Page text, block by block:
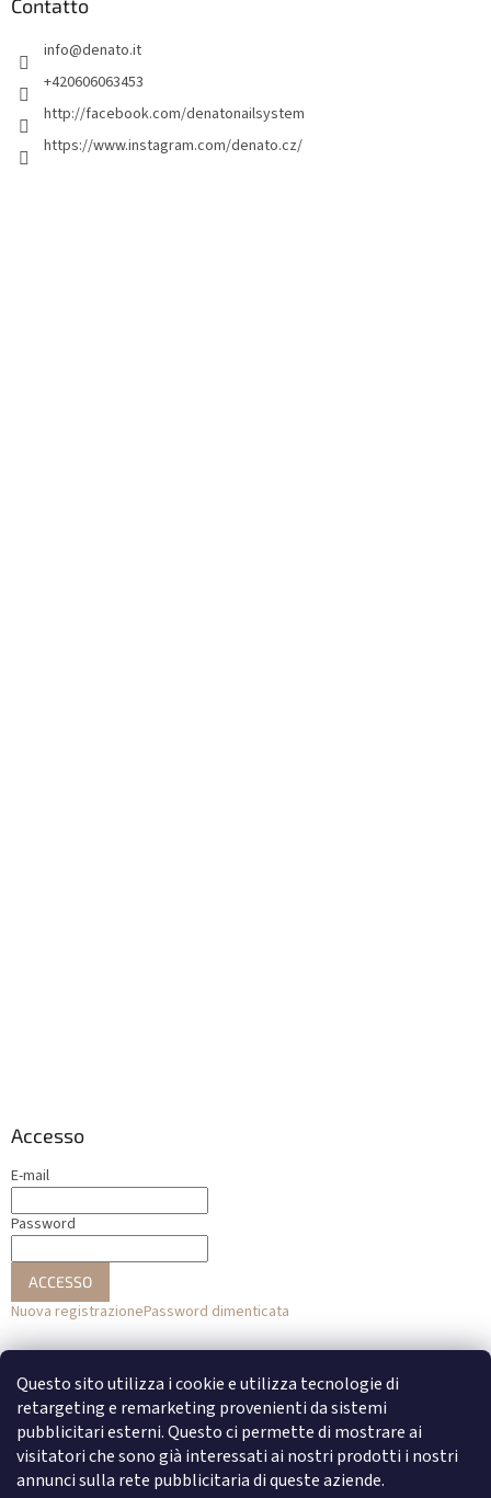
Questo sito utilizza i cookie e utilizza tecnologie di
retargeting e remarketing provenienti da sistemi
pubblicitari esterni. Questo ci permette di mostrare ai
visitatori che sono già interessati ai nostri prodotti i nostri
annunci sulla rete pubblicitaria di queste aziende.
Contatto
info@denato.it
+420606063453
http://facebook.com/denatonailsystem
https://www.instagram.com/denato.cz/
Accesso
E-mail
Password
ACCESSO
Nuova registrazionePassword dimenticata
o
Accesso con Facebook
Accesso con Google